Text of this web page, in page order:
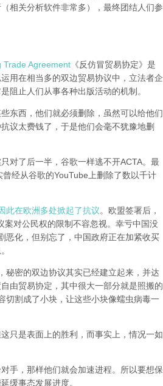
相关分析软件非常多）， 最终团结人们参
Trade Agreement 《反仿冒贸易协定》是
用在相当多的双边贸易协议中，立法者企
阻止人们从事各种出版活动的机制。
东西，他们就必须删除，虽然可以给他们
议太费钱了，于是他们会毫不犹豫地删
对了后一半，谷歌一样逃不开ACTA。最
经从谷歌的YouTube上删除了数以千计
此在欧洲多处掀起了抗议。欧盟签署后，
对公民权的限制不容忽视。 幸亏中国没
恶化，但别忘了，中国政府正在加紧收买
秘密的双边协议其实已经建立起来，并达
由贸易协定，其中很大一部分就是照搬的
切割成了小块，让这些小块像蠕虫病毒一
只是表面上的胜利，而事实上，情况一如
手，那样他们就会加速进程。所以要想保
缓事态发展进度。